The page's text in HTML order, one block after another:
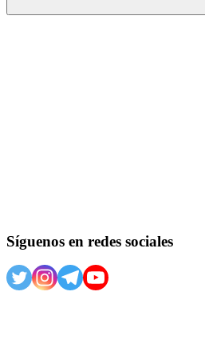
Buscar
Síguenos en redes sociales